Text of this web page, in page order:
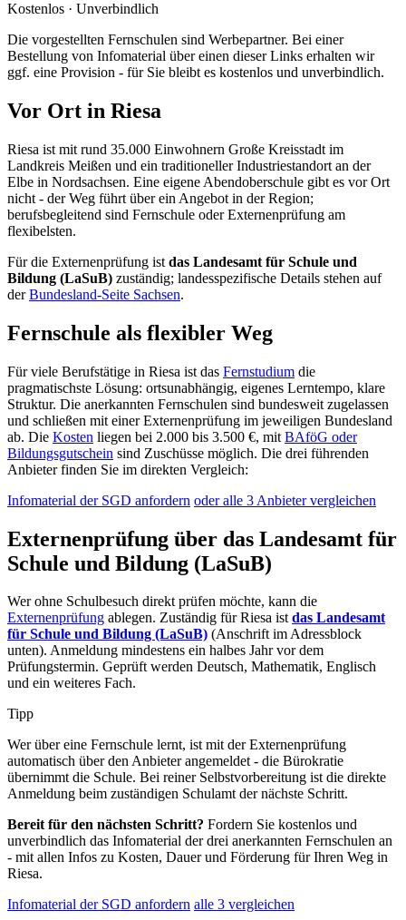
Kostenlos · Unverbindlich
Die vorgestellten Fernschulen sind Werbepartner. Bei einer
Bestellung von Infomaterial über einen dieser Links erhalten wir
ggf. eine Provision - für Sie bleibt es kostenlos und unverbindlich.
Vor Ort in Riesa
Riesa ist mit rund 35.000 Einwohnern Große Kreisstadt im
Landkreis Meißen und ein traditioneller Industriestandort an der
Elbe in Nordsachsen. Eine eigene Abendoberschule gibt es vor Ort
nicht - der Weg führt über ein Angebot in der Region;
berufsbegleitend sind Fernschule oder Externenprüfung am
flexibelsten.
Für die Externenprüfung ist das Landesamt für Schule und
Bildung (LaSuB) zuständig; landesspezifische Details stehen auf
derBundesland-Seite Sachsen.
Fernschule als flexibler Weg
Für viele Berufstätige in Riesa ist das Fernstudium die
pragmatischste Lösung: ortsunabhängig, eigenes Lerntempo, klare
Struktur. Die anerkannten Fernschulen sind bundesweit zugelassen
und schließen mit einer Externenprüfung im jeweiligen Bundesland
ab. Die Kosten liegen bei 2.000 bis 3.500 €, mit BAföG oder
Bildungsgutschein sind Zuschüsse möglich. Die drei führenden
Anbieter finden Sie im direkten Vergleich:
Infomaterial der SGD anfordern oder alle 3 Anbieter vergleichen
Externenprüfung über das Landesamt für
Schule und Bildung (LaSuB)
Wer ohne Schulbesuch direkt prüfen möchte, kann die
Externenprüfung ablegen. Zuständig für Riesa istdas Landesamt
für Schule und Bildung (LaSuB) (Anschrift im Adressblock
unten). Anmeldung mindestens ein halbes Jahr vor dem
Prüfungstermin. Geprüft werden Deutsch, Mathematik, Englisch
und ein weiteres Fach.
Tipp
Wer über eine Fernschule lernt, ist mit der Externenprüfung
automatisch über den Anbieter angemeldet - die Bürokratie
übernimmt die Schule. Bei reiner Selbstvorbereitung ist die direkte
Anmeldung beim zuständigen Schulamt der nächste Schritt.
Bereit für den nächsten Schritt? Fordern Sie kostenlos und
unverbindlich das Infomaterial der drei anerkannten Fernschulen an
- mit allen Infos zu Kosten, Dauer und Förderung für Ihren Weg in
Riesa.
Infomaterial der SGD anfordern alle 3 vergleichen